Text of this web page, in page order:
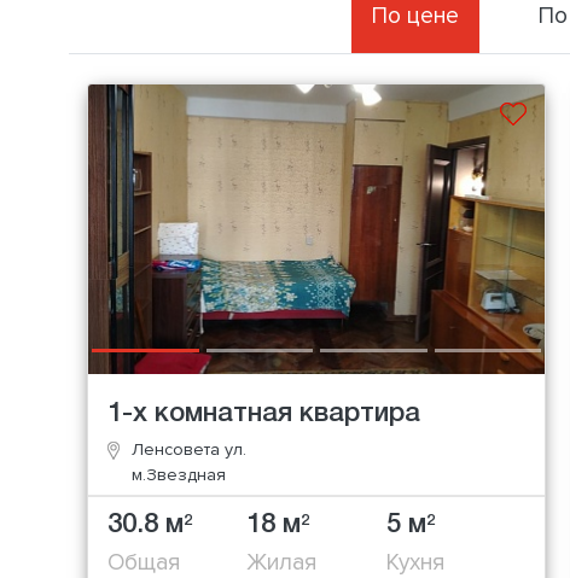
По цене
1-х комнатная квартира
Ленсовета ул.
м.Звездная
30.8 м2
Общая
18 м2
Жилая
5 м2
Кухня